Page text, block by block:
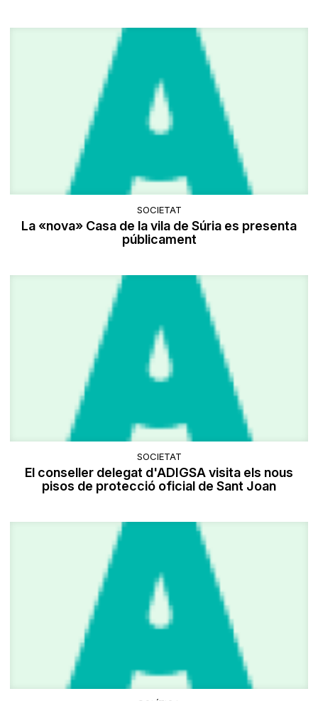
SOCIETAT
La «nova» Casa de la vila de Súria es presenta
públicament
SOCIETAT
El conseller delegat d'ADIGSA visita els nous
pisos de protecció oficial de Sant Joan